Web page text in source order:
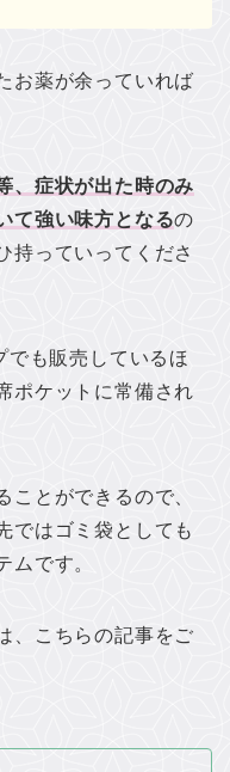
お薬が余っていれば
、症状が出た時のみ
て強い味方となるの
持っていってくださ
でも販売しているほ
ポケットに常備され
ことができるので、
ではゴミ袋としても
ムです。
、こちらの記事をご